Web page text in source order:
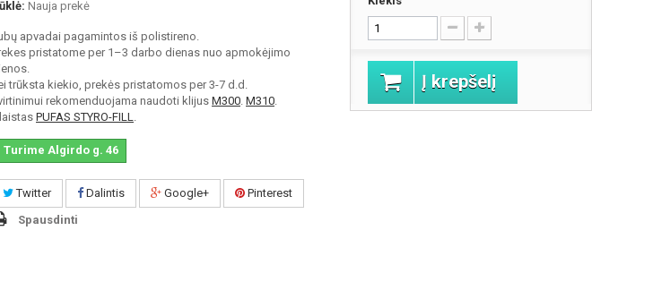
Nauja prekė
apvadai pagamintos iš polistireno.
pristatome per 1–3 darbo dienas nuo apmokėjimo
trūksta kiekio, prekės pristatomos per 3-7 d.d.
rekomenduojama naudoti klijus M300. M310.
PUFAS STYRO-FILL.
Turime Algirdo g. 46
Twitter Dalintis Google+
Pinterest
Spausdinti
Į krepšelį